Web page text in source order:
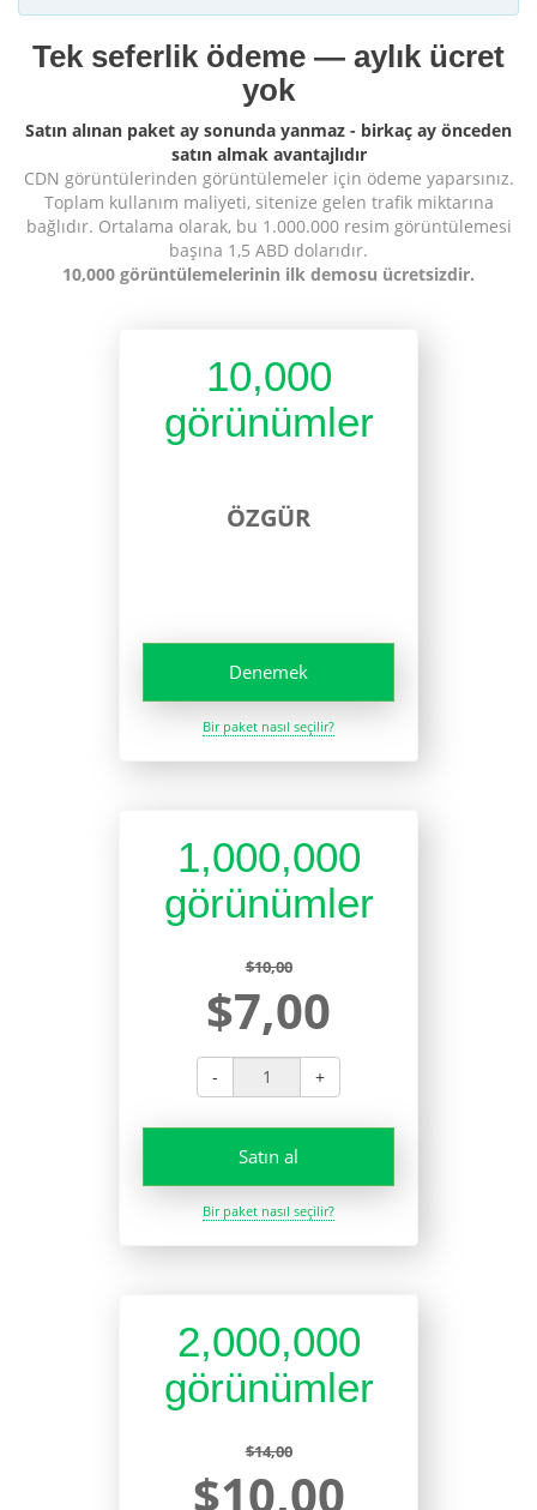
Tek seferlik ödeme — aylık ücret
yok
Satın alınan paket ay sonunda yanmaz - birkaç ay önceden
satın almak avantajlıdır
CDN görüntülerinden görüntülemeler için ödeme yaparsınız.
Toplam kullanım maliyeti, sitenize gelen trafik miktarına
bağlıdır. Ortalama olarak, bu 1.000.000 resim görüntülemesi
başına 1,5 ABD dolarıdır.
10,000 görüntülemelerinin ilk demosu ücretsizdir.
10,000
görünümler
ÖZGÜR
Denemek
Bir paket nasıl seçilir?
1,000,000
görünümler
$10,00
$7,00
- +
Satın al
Bir paket nasıl seçilir?
2,000,000
görünümler
$14,00
$10,00